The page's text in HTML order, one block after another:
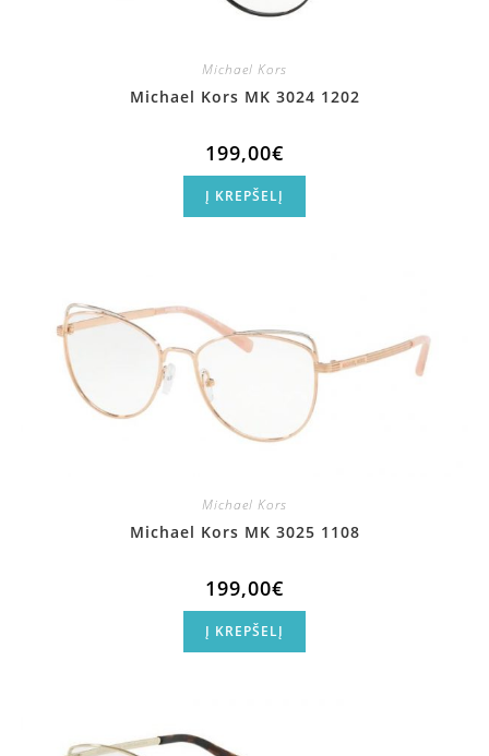
Michael Kors
Michael Kors MK 3024 1202
199,00€
Į KREPŠELĮ
Michael Kors
Michael Kors MK 3025 1108
199,00€
Į KREPŠELĮ